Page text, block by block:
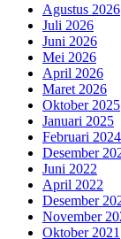
Agustus 2026
Juli 2026
Juni 2026
Mei 2026
April 2026
Maret 2026
Oktober 2025
Januari 2025
Februari 2024
Desember
Juni 2022
April 2022
Desember
November
Oktober 2021